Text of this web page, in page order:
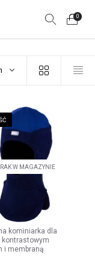
0
W MAGAZYNIE
kominiarka dla
kontrastowym
i membraną